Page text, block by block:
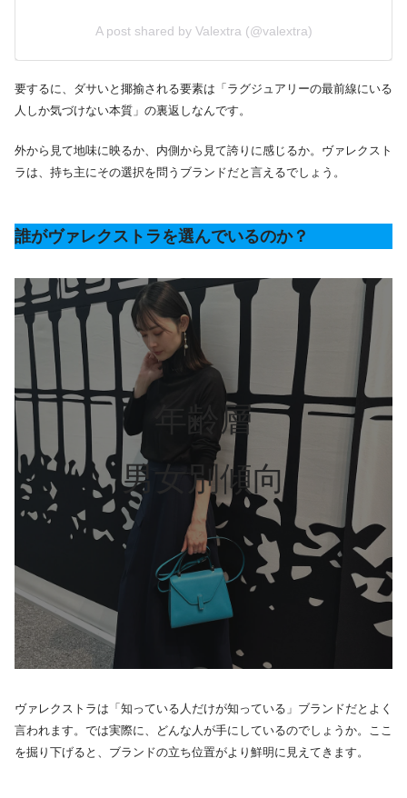
A post shared by Valextra (@valextra)
要するに、ダサいと揶揄される要素は「ラグジュアリーの最前線にいる
人しか気づけない本質」の裏返しなんです。
外から見て地味に映るか、内側から見て誇りに感じるか。ヴァレクスト
ラは、持ち主にその選択を問うブランドだと言えるでしょう。
誰がヴァレクストラを選んでいるのか？
年齢層
男女別傾向
ヴァレクストラは「知っている人だけが知っている」ブランドだとよく
言われます。では実際に、どんな人が手にしているのでしょうか。ここ
を掘り下げると、ブランドの立ち位置がより鮮明に見えてきます。